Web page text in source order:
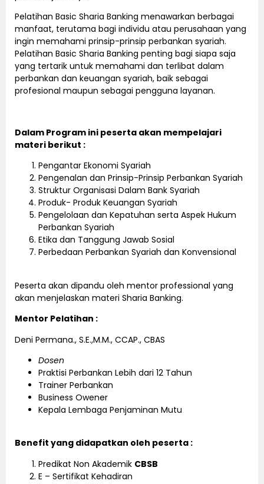
Pelatihan Basic Sharia Banking menawarkan berbagai
manfaat, terutama bagi individu atau perusahaan yang
ingin memahami prinsip-prinsip perbankan syariah.
Pelatihan Basic Sharia Banking penting bagi siapa saja
yang tertarik untuk memahami dan terlibat dalam
perbankan dan keuangan syariah, baik sebagai
profesional maupun sebagai pengguna layanan.
Dalam Program ini peserta akan mempelajari
materi berikut :
Pengantar Ekonomi Syariah
Pengenalan dan Prinsip-Prinsip Perbankan Syariah
Struktur Organisasi Dalam Bank Syariah
Produk- Produk Keuangan Syariah
Pengelolaan dan Kepatuhan serta Aspek Hukum
Perbankan Syariah
Etika dan Tanggung Jawab Sosial
Perbedaan Perbankan Syariah dan Konvensional
Peserta akan dipandu oleh mentor professional yang
akan menjelaskan materi Sharia Banking.
Mentor Pelatihan :
Deni Permana., S.E.,M.M., CCAP., CBAS
Dosen
Praktisi Perbankan Lebih dari 12 Tahun
Trainer Perbankan
Business Owener
Kepala Lembaga Penjaminan Mutu
Benefit yang didapatkan oleh peserta :
Predikat Non Akademik CBSB
E – Sertifikat Kehadiran